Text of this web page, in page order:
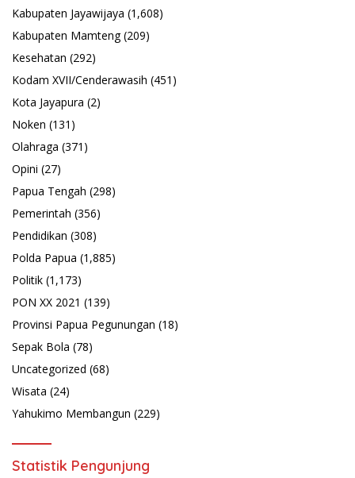
Kabupaten Jayawijaya (1,608)
Kabupaten Mamteng(209)
Kesehatan (292)
Kodam XVII/Cenderawasih (451)
Kota Jayapura (2)
Noken (131)
Olahraga (371)
Opini (27)
Papua Tengah (298)
Pemerintah (356)
Pendidikan (308)
Polda Papua (1,885)
Politik (1,173)
PON XX 2021 (139)
Provinsi Papua Pegunungan (18)
Sepak Bola (78)
Uncategorized (68)
Wisata (24)
Yahukimo Membangun (229)
Statistik Pengunjung